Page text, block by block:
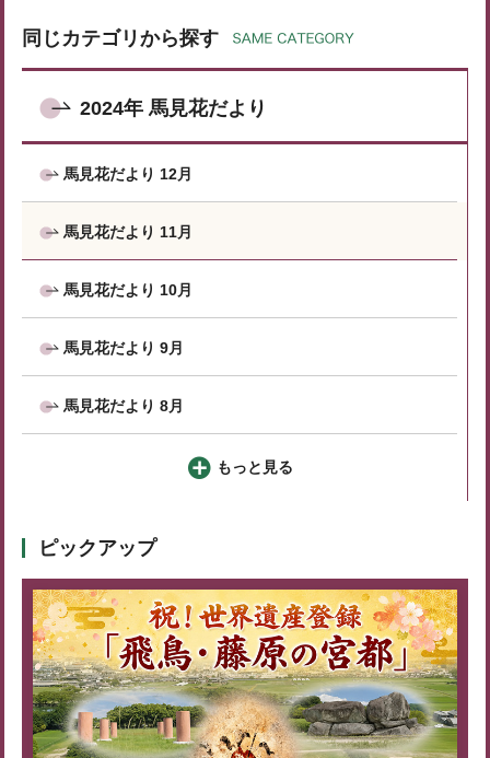
同じカテゴリから探す
2024年 馬見花だより
馬見花だより 12月
馬見花だより 11月
馬見花だより 10月
馬見花だより 9月
馬見花だより 8月
もっと見る
ピックアップ